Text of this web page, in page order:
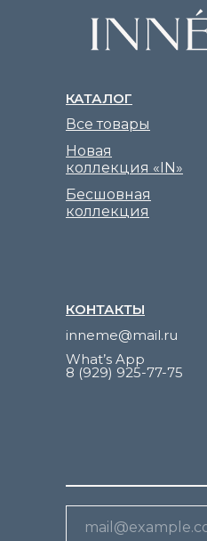
КАТАЛОГ
Все товары
КОНТАКТЫ
inneme@mail.ru
What’s App
8 (929) 925-77-75
Бесшовная
коллекция
Новая
коллекция «IN»